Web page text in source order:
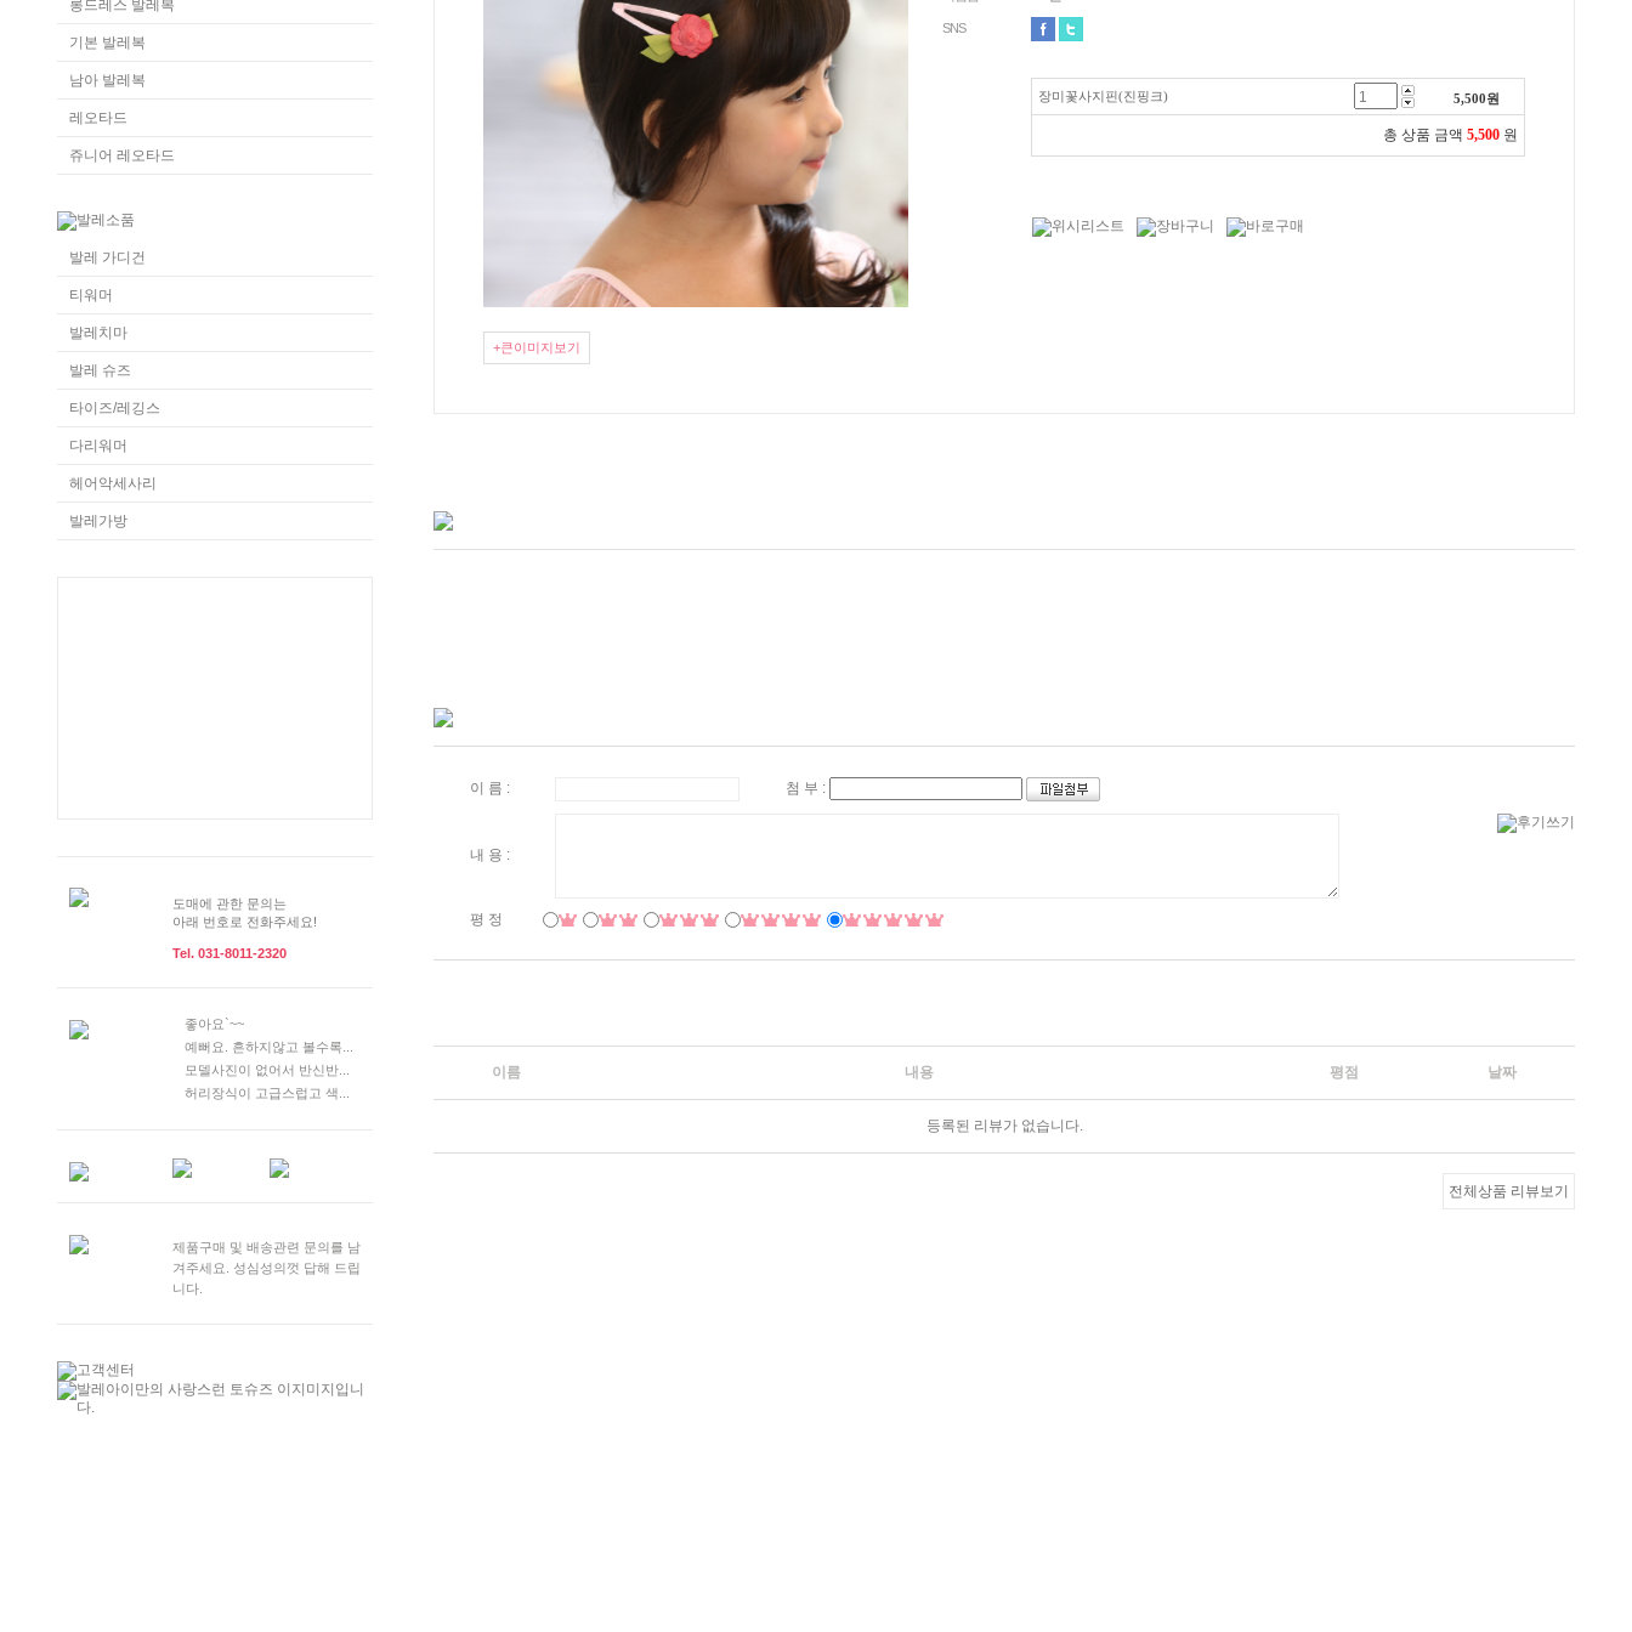
롱드레스 발레복
기본 발레복
남아 발레복
레오타드
쥬니어 레오타드
발레 가디건
티워머
발레치마
발레 슈즈
타이즈/레깅스
다리워머
헤어악세사리
발레가방
도매에 관한 문의는
아래 번호로 전화주세요!
Tel. 031-8011-2320
좋아요`~~
예뻐요. 흔하지않고 볼수록...
모델사진이 없어서 반신반...
허리장식이 고급스럽고 색...
제품구매 및 배송관련 문의를 남
겨주세요. 성심성의껏 답해 드립
니다.
+큰이미지보기
SNS
장미꽃사지핀(진핑크) 5,500원
총 상품 금액 5,500 원
이 름 : 첨 부 :
내 용 :
평 정
이름 내용 평점 날짜
등록된 리뷰가 없습니다.
전체상품 리뷰보기